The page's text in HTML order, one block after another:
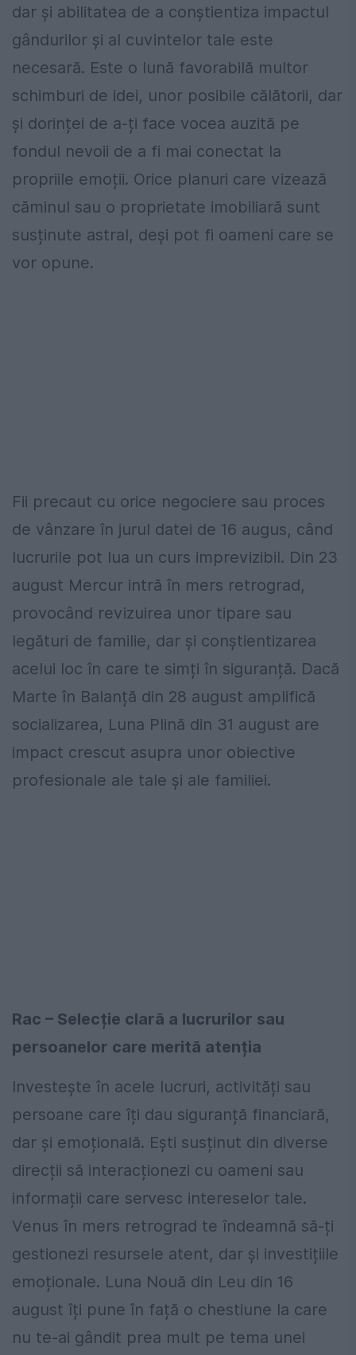
dar și abilitatea de a conștientiza impactul
gândurilor și al cuvintelor tale este
necesară. Este o lună favorabilă multor
schimburi de idei, unor posibile călătorii, dar
și dorinței de a-ți face vocea auzită pe
fondul nevoii de a fi mai conectat la
propriile emoții. Orice planuri care vizează
căminul sau o proprietate imobiliară sunt
susținute astral, deși pot fi oameni care se
vor opune.
Fii precaut cu orice negociere sau proces
de vânzare în jurul datei de 16 augus, când
lucrurile pot lua un curs imprevizibil. Din 23
august Mercur intră în mers retrograd,
provocând revizuirea unor tipare sau
legături de familie, dar și conștientizarea
acelui loc în care te simți în siguranță. Dacă
Marte în Balanță din 28 august amplifică
socializarea, Luna Plină din 31 august are
impact crescut asupra unor obiective
profesionale ale tale și ale familiei.
Rac – Selecție clară a lucrurilor sau
persoanelor care merită atenția
Investește în acele lucruri, activități sau
persoane care îți dau siguranță financiară,
dar și emoțională. Ești susținut din diverse
direcții să interacționezi cu oameni sau
informații care servesc intereselor tale.
Venus în mers retrograd te îndeamnă să-ți
gestionezi resursele atent, dar și investițiile
emoționale. Luna Nouă din Leu din 16
august îți pune în față o chestiune la care
nu te-ai gândit prea mult pe tema unei